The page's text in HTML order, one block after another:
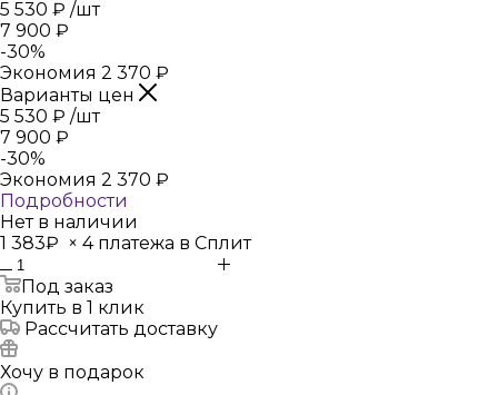
5 530 ₽ /шт
7 900 ₽
-30%
Экономия 2 370 ₽
Варианты цен
5 530 ₽ /шт
7 900 ₽
-30%
Экономия 2 370 ₽
Подробности
Нет в наличии
1 383₽ × 4 платежа в Сплит
Под заказ
Купить в 1 клик
Рассчитать доставку
Хочу в подарок